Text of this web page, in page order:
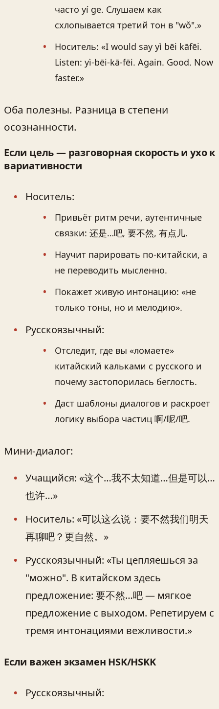
часто yí ge. Слушаем как
схлопывается третий тон в "wǒ".»
Носитель: «I would say yì bēi kāfēi.
Listen: yì-bēi-kā-fēi. Again. Good. Now
faster.»
Оба полезны. Разница в степени
осознанности.
Если цель — разговорная скорость и ухо к
вариативности
Носитель:
Привьёт ритм речи, аутентичные
связки: 还是…吧, 要不然, 有点儿.
Научит парировать по‑китайски, а
не переводить мысленно.
Покажет живую интонацию: «не
только тоны, но и мелодию».
Русскоязычный:
Отследит, где вы «ломаете»
китайский кальками с русского и
почему застопорилась беглость.
Даст шаблоны диалогов и раскроет
логику выбора частиц 啊/呢/吧.
Мини‑диалог:
Учащийся: «这个…我不太知道…但是可以…
也许…»
Носитель: «可以这么说：要不然我们明天
再聊吧？更自然。»
Русскоязычный: «Ты цепляешься за
"можно". В китайском здесь
предложение: 要不然…吧 — мягкое
предложение с выходом. Репетируем с
тремя интонациями вежливости.»
Если важен экзамен HSK/HSKK
Русскоязычный: